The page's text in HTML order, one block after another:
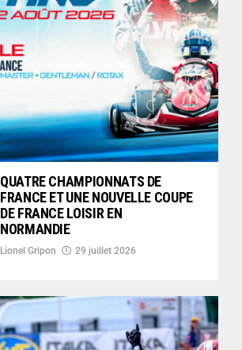
QUATRE CHAMPIONNATS DE
FRANCE ET UNE NOUVELLE COUPE
DE FRANCE LOISIR EN
NORMANDIE
Lionel Gripon 29 juillet 2026